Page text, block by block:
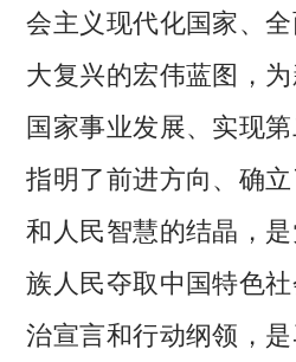
会主义现代化国家、
大复兴的宏伟蓝图，
国家事业发展、实现
指明了前进方向、确
和人民智慧的结晶，
族人民夺取中国特色
治宣言和行动纲领，